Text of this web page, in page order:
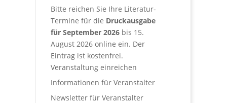
Bitte reichen Sie Ihre Literatur-
Termine für die Druckausgabe
für September 2026 bis 15.
August 2026 online ein. Der
Eintrag ist kostenfrei.
Veranstaltung einreichen
Informationen für Veranstalter
Newsletter für Veranstalter